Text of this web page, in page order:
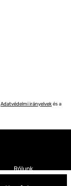
Adatvédelmi irányelvekés a
Rólunk